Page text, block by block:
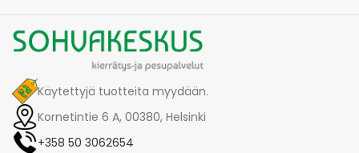
Käytettyjä tuotteita myydään.
Kornetintie 6 A, 00380, Helsinki
+358 50 3062654